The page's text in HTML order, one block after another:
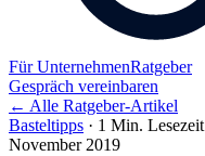
Für UnternehmenRatgeber
Gespräch vereinbaren
← Alle Ratgeber-Artikel
Basteltipps · 1 Min. Lesezeit
November 2019